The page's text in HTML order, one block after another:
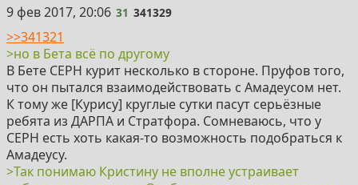
31
9 фев 2017, 20:06 31 341329
>>341321
>но в Бета всё по другому
В Бете СЕРН курит несколько в стороне. Пруфов того,
что он пытался взаимодействовать с Амадеусом нет.
К тому же [Курису] круглые сутки пасут серьёзные
ребята из ДАРПА и Стратфора. Сомневаюсь, что у
СЕРН есть хоть какая-то возможность подобраться к
Амадеусу.
>Так понимаю Кристину не вполне устраивает